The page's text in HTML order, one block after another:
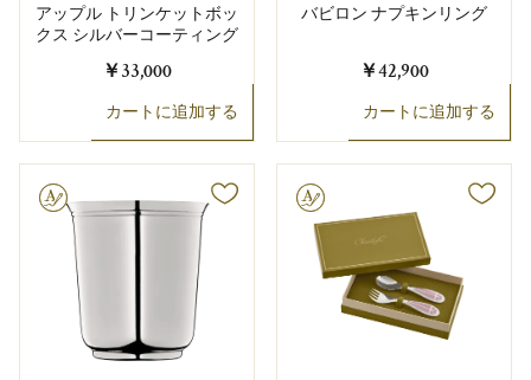
アップル トリンケットボッ
クス シルバーコーティング
￥33,000
カートに追加する
バビロン ナプキンリング
￥42,900
カートに追加する
文字彫り可能